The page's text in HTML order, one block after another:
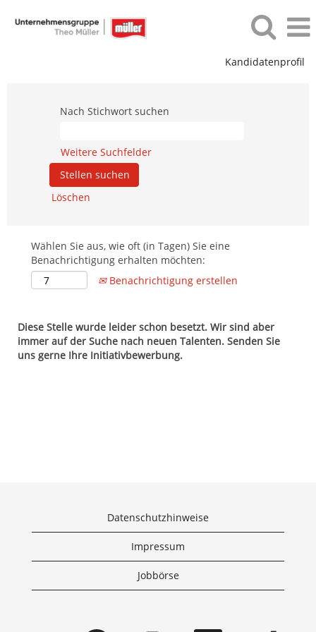
Kandidatenprofil
Nach Stichwort suchen
Weitere Suchfelder
Löschen
Wählen Sie aus, wie oft (in Tagen) Sie eine
Benachrichtigung erhalten möchten:
Benachrichtigung erstellen
Diese Stelle wurde leider schon besetzt. Wir sind aber
immer auf der Suche nach neuen Talenten. Senden Sie
uns gerne Ihre Initiativbewerbung.
Datenschutzhinweise
Impressum
Jobbörse